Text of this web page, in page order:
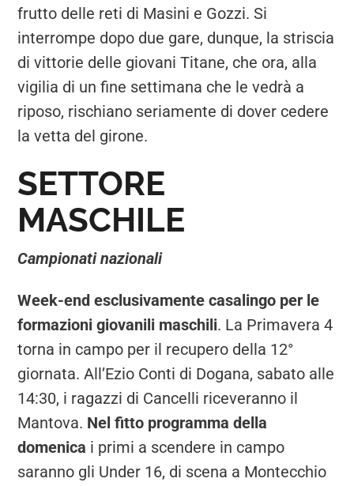
frutto delle reti di Masini e Gozzi. Si
interrompe dopo due gare, dunque, la striscia
di vittorie delle giovani Titane, che ora, alla
vigilia di un fine settimana che le vedrà a
riposo, rischiano seriamente di dover cedere
la vetta del girone.
SETTORE
MASCHILE
Campionati nazionali
Week-end esclusivamente casalingo per le
formazioni giovanili maschili. La Primavera 4
torna in campo per il recupero della 12°
giornata. All’Ezio Conti di Dogana, sabato alle
14:30, i ragazzi di Cancelli riceveranno il
Mantova. Nel fitto programma della
domenica i primi a scendere in campo
saranno gli Under 16, di scena a Montecchio